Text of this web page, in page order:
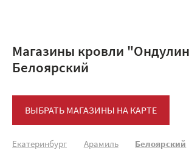
Магазины кровли
Белоярский
ВЫБРАТЬ МАГАЗИНЫ НА КАРТЕ
Екатеринбург Арамиль Белоярский